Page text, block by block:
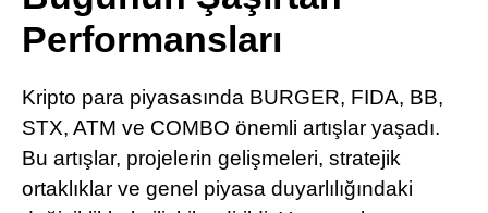
Telegram
Performansları
Kripto para piyasasında BURGER, FIDA, BB,
STX, ATM ve COMBO önemli artışlar yaşadı.
Bu artışlar, projelerin gelişmeleri, stratejik
ortaklıklar ve genel piyasa duyarlılığındaki